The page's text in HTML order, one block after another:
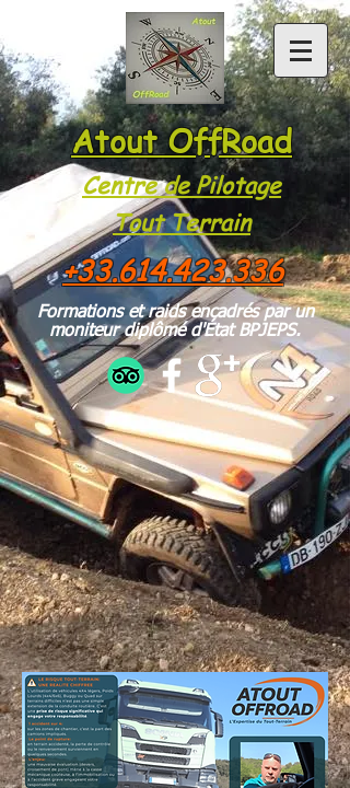
Atout OffRoad
Centre de Pilotage
Tout Terrain
+33.614.423.336
Formations et raids encadrés par un
moniteur diplômé d'État BPJEPS.